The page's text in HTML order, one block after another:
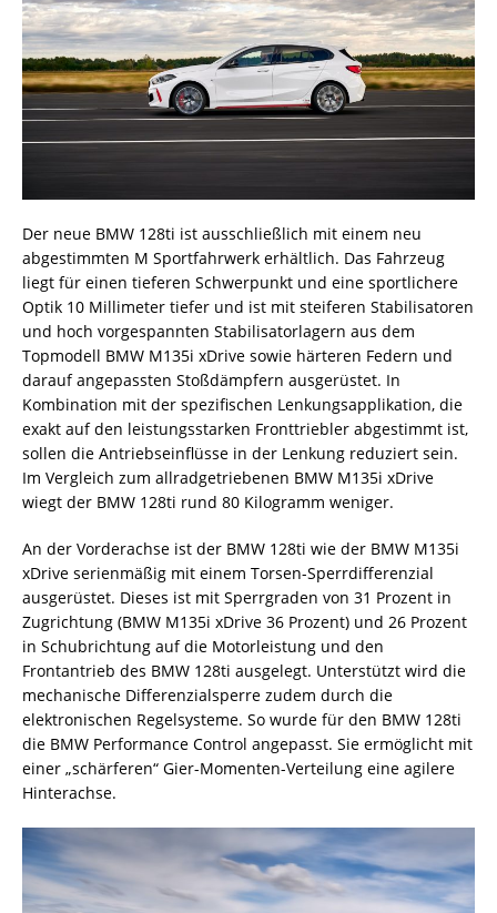
Der neue BMW 128ti ist ausschließlich mit einem neu
abgestimmten M Sportfahrwerk erhältlich. Das Fahrzeug
liegt für einen tieferen Schwerpunkt und eine sportlichere
Optik 10 Millimeter tiefer und ist mit steiferen Stabilisatoren
und hoch vorgespannten Stabilisatorlagern aus dem
Topmodell BMW M135i xDrive sowie härteren Federn und
darauf angepassten Stoßdämpfern ausgerüstet. In
Kombination mit der spezifischen Lenkungsapplikation, die
exakt auf den leistungsstarken Fronttriebler abgestimmt ist,
sollen die Antriebseinflüsse in der Lenkung reduziert sein.
Im Vergleich zum allradgetriebenen BMW M135i xDrive
wiegt der BMW 128ti rund 80 Kilogramm weniger.
An der Vorderachse ist der BMW 128ti wie der BMW M135i
xDrive serienmäßig mit einem Torsen-Sperrdifferenzial
ausgerüstet. Dieses ist mit Sperrgraden von 31 Prozent in
Zugrichtung (BMW M135i xDrive 36 Prozent) und 26 Prozent
in Schubrichtung auf die Motorleistung und den
Frontantrieb des BMW 128ti ausgelegt. Unterstützt wird die
mechanische Differenzialsperre zudem durch die
elektronischen Regelsysteme. So wurde für den BMW 128ti
die BMW Performance Control angepasst. Sie ermöglicht mit
einer „schärferen“ Gier-Momenten-Verteilung eine agilere
Hinterachse.